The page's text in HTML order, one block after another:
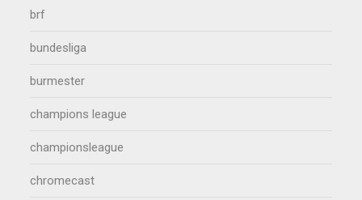
brf
bundesliga
burmester
champions league
championsleague
chromecast